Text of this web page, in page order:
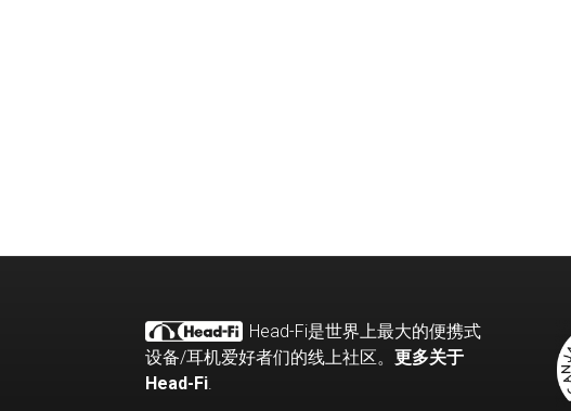
Head-Fi是世界上最大的便携式
设备/耳机爱好者们的线上社区。更多关于
Head-Fi.